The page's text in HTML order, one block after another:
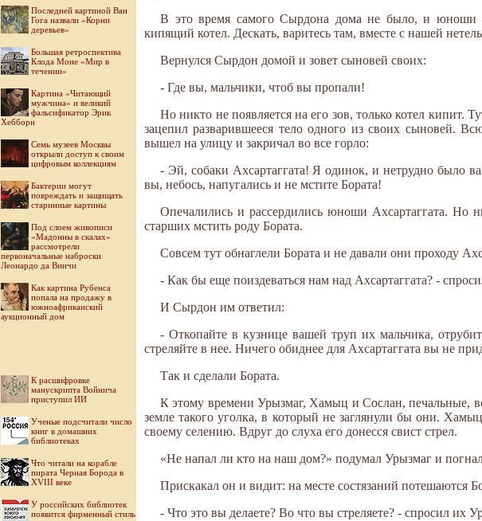
Последней картиной Ван
Гога назвали «Корни
деревьев»
Большая ретроспектива
Клода Моне «Мир в
течении»
Картина «Читающий
мужчина» и великий
фальсификатор Эрик
Хебборн
Семь музеев Москвы
открыли доступ к своим
цифровым коллекциям
Бактерии могут
повреждать и защищать
старинные картины
Под слоем живописи
«Мадонны в скалах»
рассмотрели
первоначальные наброски
Леонардо да Винчи
Как картина Рубенса
попала на продажу в
южноафриканский
аукционный дом
К расшифровке
манускрипта Войнича
приступил ИИ
Ученые подсчитали число
книг в домашних
библиотеках
Что читали на корабле
пирата Черная Борода в
XVIII веке
У российских библиотек
появится фирменный стиль
В это время самого Сырдона дома не было, и юноши
кипящий котел. Дескать, варитесь там, вместе с нашей
Вернулся Сырдон домой и зовет сыновей своих:
- Где вы, мальчики, чтоб вы пропали!
Но никто не появляется на его зов, только котел кипит.
зацепил разварившееся тело одного из своих сыновей.
вышел на улицу и закричал во все горло:
- Эй, собаки Ахсартаггата! Я одинок, и нетрудно было
вы, небось, напугались и не мстите Бората!
Опечалились и рассердились юноши Ахсартаггата.
старших мстить роду Бората.
Совсем тут обнаглели Бората и не давали они проходу
- Как бы еще поиздеваться нам над Ахсартаггата? -
И Сырдон им ответил:
- Откопайте в кузнице вашей труп их мальчика,
стреляйте в нее. Ничего обиднее для Ахсартаггата вы не
Так и сделали Бората.
К этому времени Урызмаг, Хамыц и Сослан, печальные,
земле такого уголка, в который не заглянули бы они.
своему селению. Вдруг до слуха его донесся свист стрел.
«Не напал ли кто на наш дом?» подумал Урызмаг и
Прискакал он и видит: на месте состязаний потешаются
- Что это вы делаете? Во что вы стреляете? - спросил их